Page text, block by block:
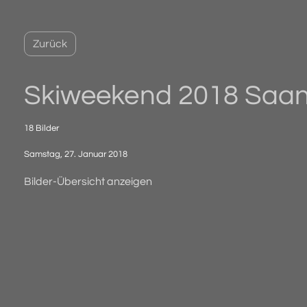
Zurück
Skiweekend 2018
18 Bilder
Samstag, 27. Januar 2018
Bilder-Übersicht anzeigen